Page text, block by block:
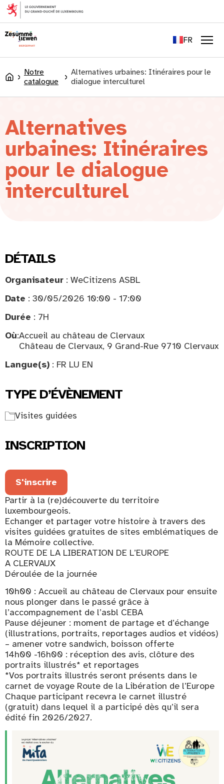
principal
FR
LU
Accueil
Notre
catalogue
Alternatives urbaines: Itinéraires pour le
dialogue interculturel
Alternatives
urbaines: Itinéraires
pour le dialogue
interculturel
DÉTAILS
Organisateur : WeCitizens ASBL
Date : 30/05/2026 10:00 - 17:00
Durée : 7H
Où:Accueil au château de Clervaux
Château de Clervaux, 9 Grand-Rue 9710 Clervaux
Langue(s) : FR LU EN
TYPE D’ÉVÈNEMENT
Visites guidées
INSCRIPTION
S'inscrire
Partir à la (re)découverte du territoire
luxembourgeois.
Echanger et partager votre histoire à travers des
visites guidées gratuites de sites emblématiques de
la Mémoire collective.
ROUTE DE LA LIBERATION DE L’EUROPE
A CLERVAUX
Déroulée de la journée
10h00 : Accueil au château de Clervaux pour ensuite
nous plonger dans le passé grâce à
l’accompagnement de l’asbl CEBA
Pause déjeuner : moment de partage et d’échange
(illustrations, portraits, reportages audios et vidéos)
– amener votre sandwich, boisson offerte
14h00 -16h00 : réception des avis, clôture des
portraits illustrés* et reportages
*Vos portraits illustrés seront présents dans le
carnet de voyage Route de la Libération de l’Europe
Chaque participant recevra le carnet illustré
(gratuit) dans lequel il a participé dès qu’il sera
édité fin 2026/2027.